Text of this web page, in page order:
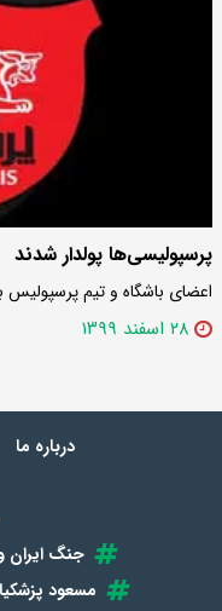
پرسپولیسی‌ها پولدار شدند
اعضای باشگاه و تیم پرسپولیس
۲۸ اسفند ۱۳۹۹
درباره ما
جنگ ایران
مسعود